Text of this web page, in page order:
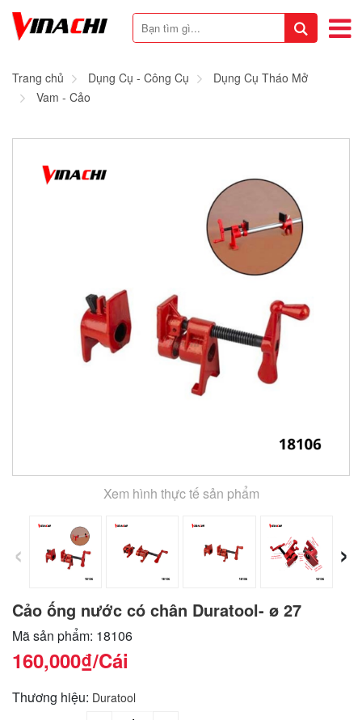
Trang chủ Dụng Cụ - Công Cụ
Dụng Cụ Tháo Mở
Vam - Cảo
Xem hình thực tế sản phẩm
‹ ›
Cảo ống nước có chân Duratool- ø 27
Mã sản phẩm: 18106
160,000₫/Cái
Thương hiệu: Duratool